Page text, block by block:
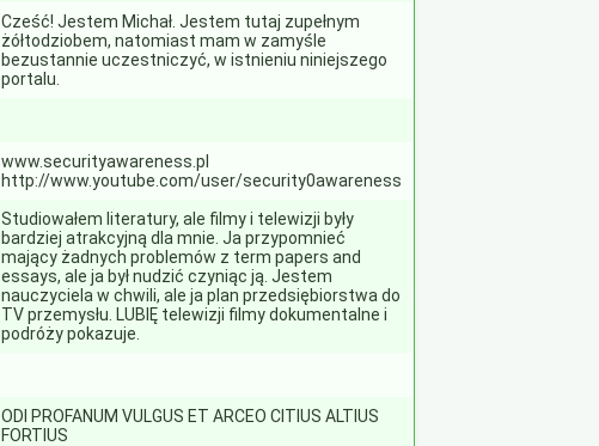
Cześć! Jestem Michał. Jestem tutaj zupełnym
żółtodziobem, natomiast mam w zamyśle
bezustannie uczestniczyć, w istnieniu niniejszego
portalu.
www.securityawareness.pl
http://www.youtube.com/user/security0awareness
Studiowałem literatury, ale filmy i telewizji były
bardziej atrakcyjną dla mnie. Ja przypomnieć
mający żadnych problemów z term papers and
essays, ale ja był nudzić czyniąc ją. Jestem
nauczyciela w chwili, ale ja plan przedsiębiorstwa do
TV przemysłu. LUBIĘ telewizji filmy dokumentalne i
podróży pokazuje.
ODI PROFANUM VULGUS ET ARCEO CITIUS ALTIUS
FORTIUS